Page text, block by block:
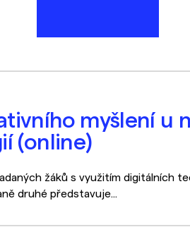
myšlení u
(online)
žáků s využitím digitálních
druhé představuje...